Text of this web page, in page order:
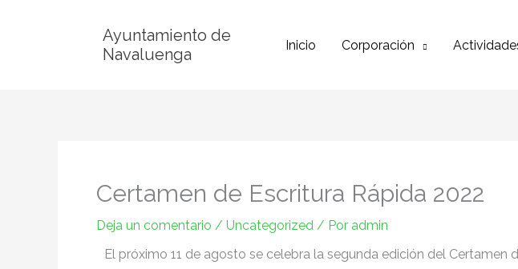
Ayuntamiento de
Navaluenga
Inicio Corporación
Certamen de Escritura Rápida 2022
Deja un comentario / Uncategorized / Por admin
El próximo 11 de agosto se celebra la segunda edición del